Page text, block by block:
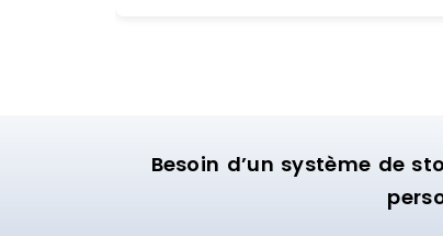
Besoin d’un système de